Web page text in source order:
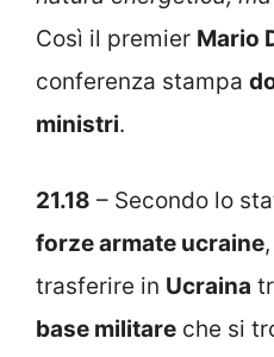
Così il premier Mario
conferenza stampa
ministri.
21.18 – Secondo lo
forze armate ucraine
trasferire in Ucraina
base militare che si